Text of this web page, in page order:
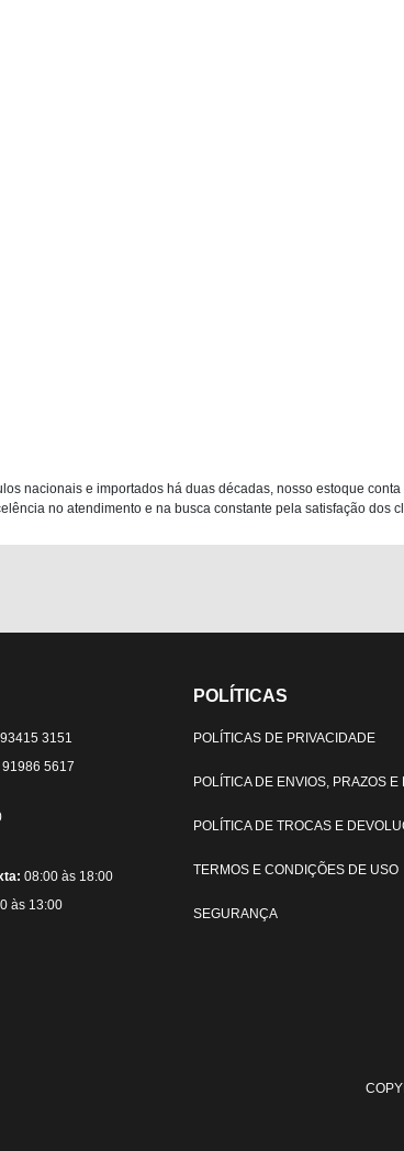
nacionais e importados há duas décadas, nosso estoque
no atendimento e na busca constante pela satisfação dos
3151
91986 5617
08:00 às 18:00
às 13:00
POLÍTICAS
POLÍTICAS DE PRIVACIDADE
POLÍTICA DE ENVIOS, PRAZOS E
POLÍTICA DE TROCAS E
TERMOS E CONDIÇÕES DE USO
SEGURANÇA